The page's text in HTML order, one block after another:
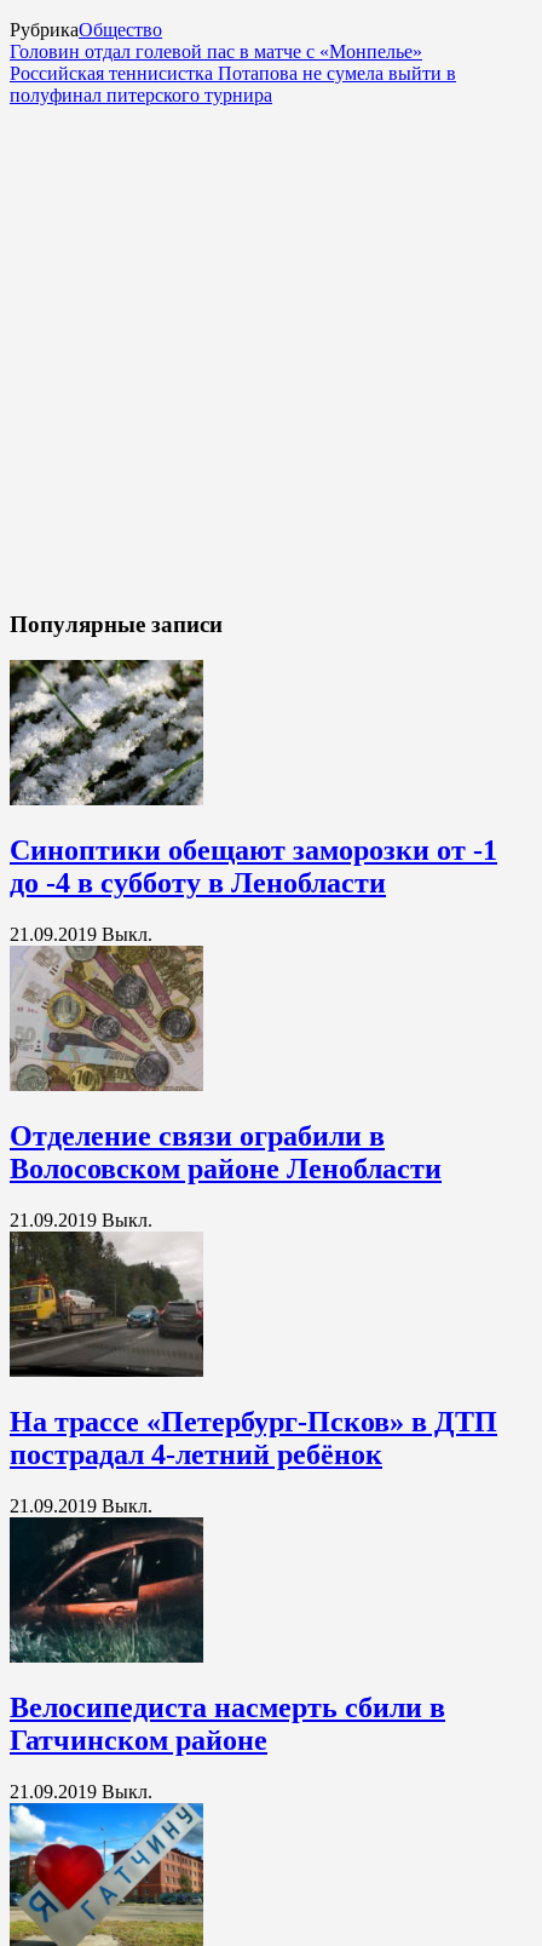
РубрикаОбщество
Головин отдал голевой пас в матче с «Монпелье»
Российская теннисистка Потапова не сумела выйти в
полуфинал питерского турнира
Популярные записи
Синоптики обещают заморозки от -1
до -4 в субботу в Ленобласти
21.09.2019 Выкл.
Отделение связи ограбили в
Волосовском районе Ленобласти
21.09.2019 Выкл.
На трассе «Петербург-Псков» в ДТП
пострадал 4-летний ребёнок
21.09.2019 Выкл.
Велосипедиста насмерть сбили в
Гатчинском районе
21.09.2019 Выкл.